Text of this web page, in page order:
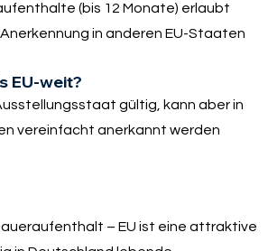
(bis 12 Monate) erlaubt
in anderen EU-Staaten
EU-weit?
gültig, kann aber in
vereinfacht anerkannt werden
– EU ist eine attraktive